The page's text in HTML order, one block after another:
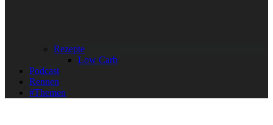
Rezepte
Low Carb
Podcast
Rennen
#Themen